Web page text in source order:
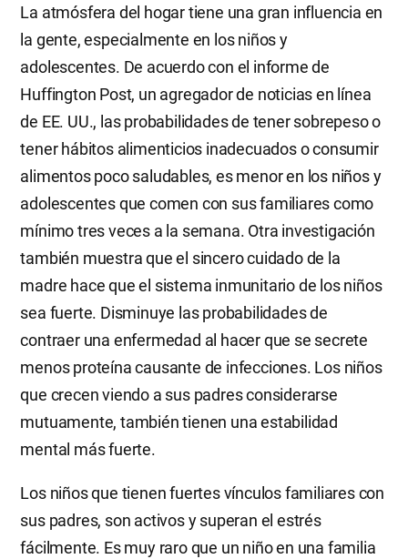
La atmósfera del hogar tiene una gran influencia en
la gente, especialmente en los niños y
adolescentes. De acuerdo con el informe de
Huffington Post, un agregador de noticias en línea
de EE. UU., las probabilidades de tener sobrepeso o
tener hábitos alimenticios inadecuados o consumir
alimentos poco saludables, es menor en los niños y
adolescentes que comen con sus familiares como
mínimo tres veces a la semana. Otra investigación
también muestra que el sincero cuidado de la
madre hace que el sistema inmunitario de los niños
sea fuerte. Disminuye las probabilidades de
contraer una enfermedad al hacer que se secrete
menos proteína causante de infecciones. Los niños
que crecen viendo a sus padres considerarse
mutuamente, también tienen una estabilidad
mental más fuerte.
Los niños que tienen fuertes vínculos familiares con
sus padres, son activos y superan el estrés
fácilmente. Es muy raro que un niño en una familia